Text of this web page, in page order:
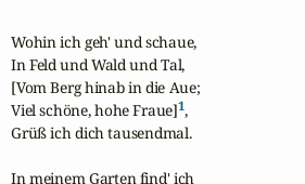
Wohin ich geh' und schaue,
In Feld und Wald und Tal,
[Vom Berg hinab in die Aue;
Viel schöne, hohe Fraue]1,
Grüß ich dich tausendmal.
In meinem Garten find' ich